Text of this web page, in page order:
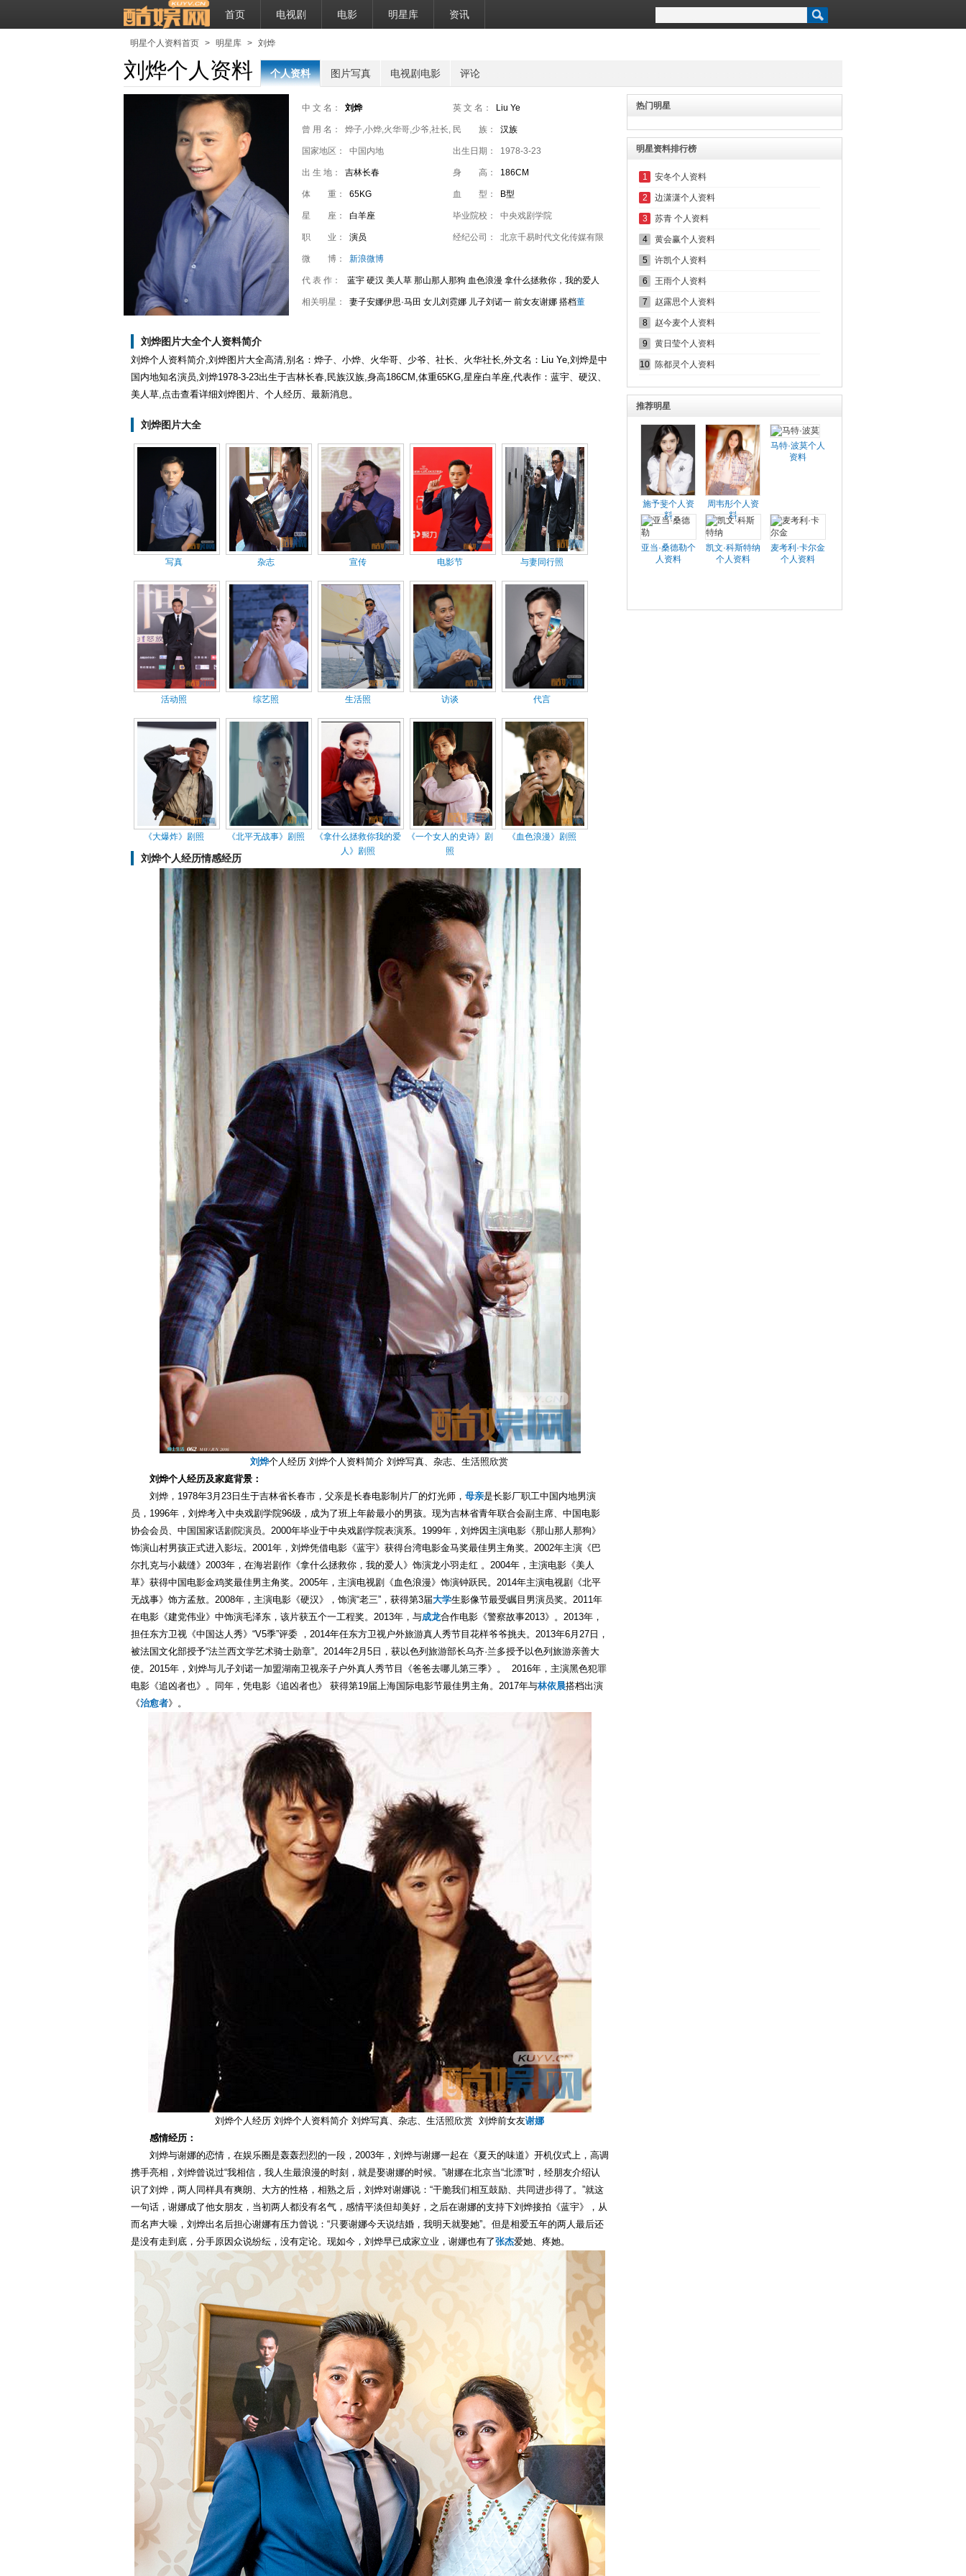
首页 电视剧 电影 明星库 资讯
明星个人资料首页 > 明星库 > 刘烨
刘烨个人资料 个人资料 图片写真 电视剧电影 评论
中 文 名： 刘烨 英 文 名： Liu Ye
曾 用 名： 烨子,小烨,火华哥,少爷,社长,
火华社长
民 族： 汉族
国家地区： 中国内地 出生日期： 1978-3-23
出 生 地： 吉林长春 身 高： 186CM
体 重： 65KG 血 型： B型
星 座： 白羊座 毕业院校： 中央戏剧学院
职 业： 演员 经纪公司： 北京千易时代文化传媒有限
微 博： 新浪微博
代 表 作： 蓝宇 硬汉 美人草 那山那人那狗 血色浪漫 拿什么拯救你，我的爱人
北平无战事 治愈者
相关明星： 妻子安娜伊思·马田 女儿刘霓娜 儿子刘诺一 前女友谢娜 搭档董
刘烨图片大全个人资料简介
刘烨个人资料简介,刘烨图片大全高清,别名：烨子、小烨、火华哥、少爷、社长、火华社长,外文名：Liu Ye,刘烨是中
国内地知名演员,刘烨1978-3-23出生于吉林长春,民族汉族,身高186CM,体重65KG,星座白羊座,代表作：蓝宇、硬汉、
美人草,点击查看详细刘烨图片、个人经历、最新消息。
刘烨图片大全
写真 杂志 宣传 电影节 与妻同行照
活动照 综艺照 生活照 访谈 代言
《大爆炸》剧照 《北平无战事》剧照
《拿什么拯救你我的爱
人》剧照
《一个女人的史诗》剧
照
《血色浪漫》剧照
刘烨个人经历情感经历
刘烨个人经历 刘烨个人资料简介 刘烨写真、杂志、生活照欣赏
刘烨个人经历及家庭背景：
刘烨，1978年3月23日生于吉林省长春市，父亲是长春电影制片厂的灯光师， 母亲是长影厂职工中国内地男演
员，1996年，刘烨考入中央戏剧学院96级，成为了班上年龄最小的男孩。现为吉林省青年联合会副主席、中国电影
协会会员、中国国家话剧院演员。2000年毕业于中央戏剧学院表演系。1999年，刘烨因主演电影《那山那人那狗》
饰演山村男孩正式进入影坛。2001年，刘烨凭借电影《蓝宇》获得台湾电影金马奖最佳男主角奖。2002年主演《巴
尔扎克与小裁缝》2003年，在海岩剧作《拿什么拯救你，我的爱人》饰演龙小羽走红 。2004年，主演电影《美人
草》获得中国电影金鸡奖最佳男主角奖。2005年，主演电视剧《血色浪漫》饰演钟跃民。2014年主演电视剧《北平
无战事》饰方孟敖。2008年，主演电影《硬汉》，饰演“老三”，获得第3届大学生影像节最受瞩目男演员奖。2011年
在电影《建党伟业》中饰演毛泽东，该片获五个一工程奖。2013年，与成龙合作电影《警察故事2013》。2013年，
担任东方卫视《中国达人秀》“V5季”评委 ，2014年任东方卫视户外旅游真人秀节目花样爷爷挑夫。2013年6月27日，
被法国文化部授予“法兰西文学艺术骑士勋章”。2014年2月5日，获以色列旅游部长乌齐·兰多授予以色列旅游亲善大
使。2015年，刘烨与儿子刘诺一加盟湖南卫视亲子户外真人秀节目《爸爸去哪儿第三季》。 2016年，主演黑色犯罪
电影《追凶者也》。同年，凭电影《追凶者也》 获得第19届上海国际电影节最佳男主角。2017年与林依晨搭档出演
《治愈者》。
刘烨个人经历 刘烨个人资料简介 刘烨写真、杂志、生活照欣赏 刘烨前女友谢娜
感情经历：
刘烨与谢娜的恋情，在娱乐圈是轰轰烈烈的一段，2003年，刘烨与谢娜一起在《夏天的味道》开机仪式上，高调
携手亮相，刘烨曾说过“我相信，我人生最浪漫的时刻，就是娶谢娜的时候。”谢娜在北京当“北漂”时，经朋友介绍认
识了刘烨，两人同样具有爽朗、大方的性格，相熟之后，刘烨对谢娜说：“干脆我们相互鼓励、共同进步得了。”就这
一句话，谢娜成了他女朋友，当初两人都没有名气，感情平淡但却美好，之后在谢娜的支持下刘烨接拍《蓝宇》，从
而名声大噪，刘烨出名后担心谢娜有压力曾说：“只要谢娜今天说结婚，我明天就娶她”。但是相爱五年的两人最后还
是没有走到底，分手原因众说纷纭，没有定论。现如今，刘烨早已成家立业，谢娜也有了张杰爱她、疼她。
热门明星
明星资料排行榜
1 安冬个人资料
2 边潇潇个人资料
3 苏青 个人资料
4 黄会赢个人资料
5 许凯个人资料
6 王雨个人资料
7 赵露思个人资料
8 赵今麦个人资料
9 黄日莹个人资料
10 陈都灵个人资料
推荐明星
施予斐个人资
料
周韦彤个人资
料
马特·波莫个人
资料
亚当·桑德勒个
人资料
凯文·科斯特纳
个人资料
麦考利·卡尔金
个人资料